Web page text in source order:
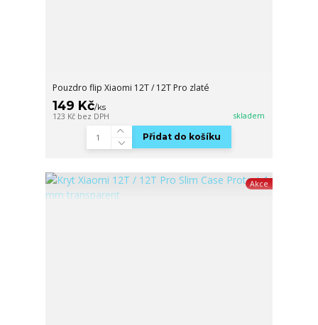
Pouzdro flip Xiaomi 12T / 12T Pro zlaté
149 Kč/ks
123 Kč bez DPH skladem
Přidat do košíku
Akce